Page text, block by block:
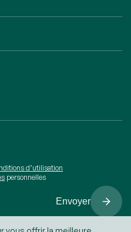
Envoyer
d’utilisation
personnelles